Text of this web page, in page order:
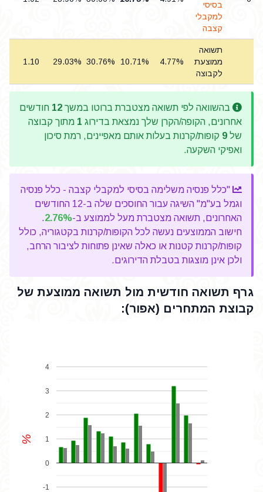
בסיסי
למקבלי
קצבה
תשואה
ממוצעת
לקבוצה
4.77%
10.71%
30.76%
29.03%
1.10
בהשוואה לפי תשואה מצטברת ברוטו במשך 12 חודשים
אחרונים, הקופה/הקרן שלך נמצאת בדירוג 1 מתוך קבוצה
של 9 קופות/קרנות בעלות אותם מאפיינים, רמת סיכון
ואפיקי השקעה.
"כלל פנסיה משלימה בסיסי למקבלי קצבה - כלל פנסיה
וגמל בע"מ" השיגה עבור החוסכים שלה ב-12 החודשים
האחרונים, תשואה מצטברת מעל לממוצע ב-2.76%
.
חישוב הממוצעים נעשה לכל הקופות/קרנות בקטגוריה, כולל
קופות/קרנות קטנות או כאלה שאינן פתוחות לציבור הרחב,
ולכן אינן מוצגות בטבלת הדירוגים.
גרף תשואה חודשית מול תשואה ממוצעת של
קבוצת המתחרים (אפור):
-1
0
1
2
3
4
%